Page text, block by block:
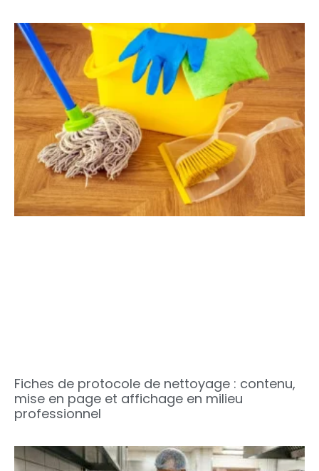
Fiches de protocole de nettoyage : contenu,
mise en page et affichage en milieu
professionnel